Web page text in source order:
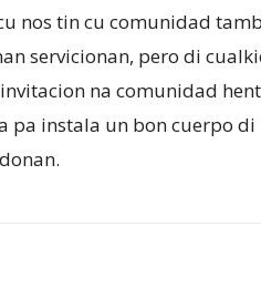
nos tin cu comunidad
servicionan, pero di
na comunidad
pa instala un bon cuerpo